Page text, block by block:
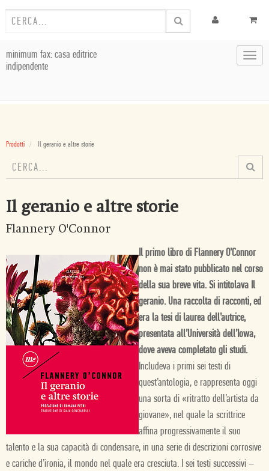
minimum fax: casa editrice
indipendente
Prodotti Il geranio e altre storie
Il geranio e altre storie
Flannery O'Connor
Il primo libro di Flannery O’Connor
non è mai stato pubblicato nel corso
della sua breve vita. Si intitolava Il
geranio. Una raccolta di racconti, ed
era la tesi di laurea dell’autrice,
presentata all’Università dell’Iowa,
dove aveva completato gli studi.
Includeva i primi sei testi di
quest’antologia, e rappresenta oggi
una sorta di «ritratto dell’artista da
giovane», nel quale la scrittrice
affina progressivamente il suo
talento e la sua capacità di condensare, in una serie di descrizioni corrosive
e cariche d’ironia, il mondo nel quale era cresciuta. I sei testi successivi –